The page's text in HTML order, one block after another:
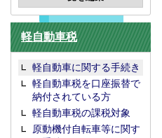
軽自動車税
軽自動車に関する手続き
軽自動車税を口座振替で
納付されている方
軽自動車税の課税対象
原動機付自転車等に関す